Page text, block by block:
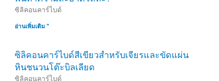
ซิลิคอนคาร์ไบด์
อ่านเพิ่มเติม "
ซิลิคอนคาร์ไบด์สีเขียวสำหรับเจียรและขัดแผ่น
หินชนวนโต๊ะบิลเลียด
ซิลิคอนคาร์ไบด์